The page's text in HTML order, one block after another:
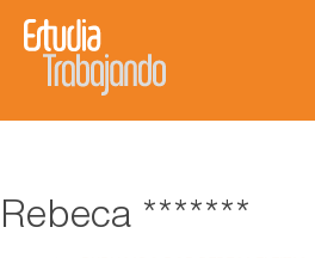
Rebeca *******